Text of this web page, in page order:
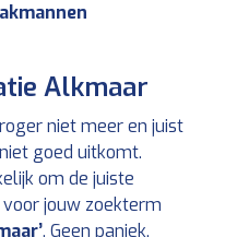
Alkmaar
niet meer en juist
goed uitkomt.
om de juiste
jouw zoekterm
. Geen paniek,